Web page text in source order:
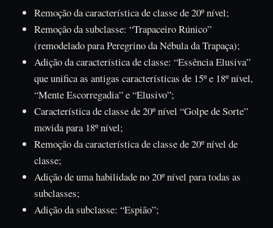
Remoção da característica de classe de 20º nível;
Remoção da subclasse: “Trapaceiro Rúnico”
(remodelado para Peregrino da Nébula da Trapaça);
Adição da característica de classe: “Essência Elusiva”
que unifica as antigas características de 15º e 18º nível,
“Mente Escorregadia” e “Elusivo”;
Característica de classe de 20º nível “Golpe de Sorte”
movida para 18º nível;
Remoção da característica de classe de 20º nível de
classe;
Adição de uma habilidade no 20º nível para todas as
subclasses;
Adição da subclasse: “Espião”;